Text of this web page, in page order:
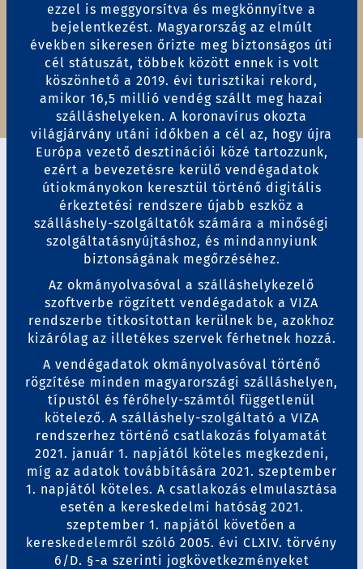
ezzel is meggyorsítva és megkönnyítve a
bejelentkezést. Magyarország az elmúlt
években sikeresen őrizte meg biztonságos úti
cél státuszát, többek között ennek is volt
köszönhető a 2019. évi turisztikai rekord,
amikor 16,5 millió vendég szállt meg hazai
szálláshelyeken. A koronavírus okozta
világjárvány utáni időkben a cél az, hogy újra
Európa vezető desztinációi közé tartozzunk,
ezért a bevezetésre kerülő vendégadatok
útiokmányokon keresztül történő digitális
érkeztetési rendszere újabb eszköz a
szálláshely-szolgáltatók számára a minőségi
szolgáltatásnyújtáshoz, és mindannyiunk
biztonságának megőrzéséhez.
Az okmányolvasóval a szálláshelykezelő
szoftverbe rögzített vendégadatok a VIZA
rendszerbe titkosítottan kerülnek be, azokhoz
kizárólag az illetékes szervek férhetnek hozzá.
A vendégadatok okmányolvasóval történő
rögzítése minden magyarországi szálláshelyen,
típustól és férőhely-számtól függetlenül
kötelező. A szálláshely-szolgáltató a VIZA
rendszerhez történő csatlakozás folyamatát
2021. január 1. napjától köteles megkezdeni,
míg az adatok továbbítására 2021. szeptember
1. napjától köteles. A csatlakozás elmulasztása
esetén a kereskedelmi hatóság 2021.
szeptember 1. napjától követően a
kereskedelemről szóló 2005. évi CLXIV. törvény
6/D. §-a szerinti jogkövetkezményeket